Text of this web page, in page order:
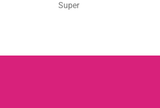
Super